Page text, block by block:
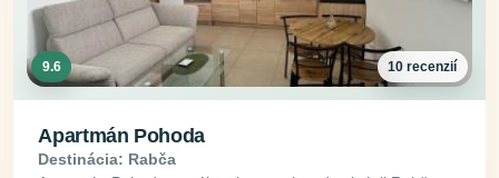
9.6 10 recenzií
Apartmán Pohoda
Destinácia: Rabča